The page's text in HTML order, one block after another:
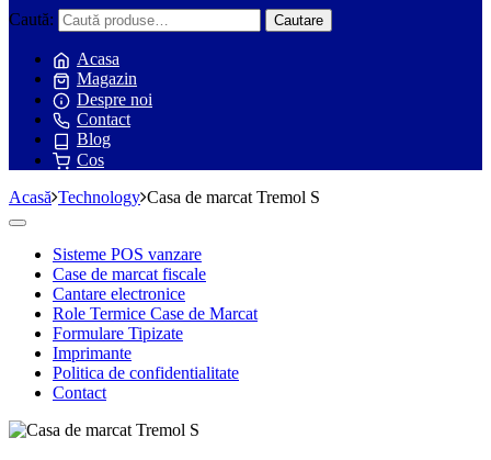
Caută: Cautare
Acasa
Magazin
Despre noi
Contact
Blog
Cos
Acasă Technology Casa de marcat Tremol S
Toggle
navigationSisteme POS vanzare
Case de marcat fiscale
Cantare electronice
Role Termice Case de Marcat
Formulare Tipizate
Imprimante
Politica de confidentialitate
Contact